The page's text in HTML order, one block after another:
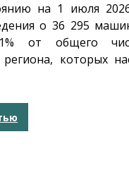
на 1 июля
о 36 295
от общего
которых